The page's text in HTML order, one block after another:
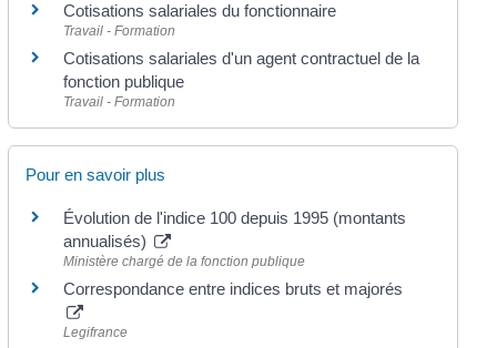
Cotisations salariales du fonctionnaire
Travail - Formation
Cotisations salariales d'un agent contractuel de la
fonction publique
Travail - Formation
Pour en savoir plus
Évolution de l'indice 100 depuis 1995 (montants
annualisés)
Ministère chargé de la fonction publique
Correspondance entre indices bruts et majorés
Legifrance